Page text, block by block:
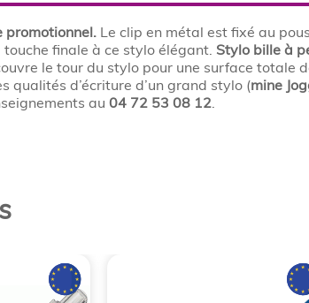
promotionnel. Le clip en métal est fixé au
touche finale à ce stylo élégant. Stylo bille à
le tour du stylo pour une surface
qualités d’écriture d’un grand stylo (mine
au04 72 53 08 12.